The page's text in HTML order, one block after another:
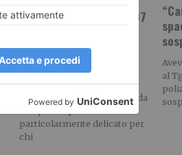
Ferragosto a Torino: 107
negozi e locali aperti
nelle settimane più
delicate dell’estate
Le settimane a cavallo di
Ferragosto rappresentano da
sempre un periodo
particolarmente delicato per
chi
al